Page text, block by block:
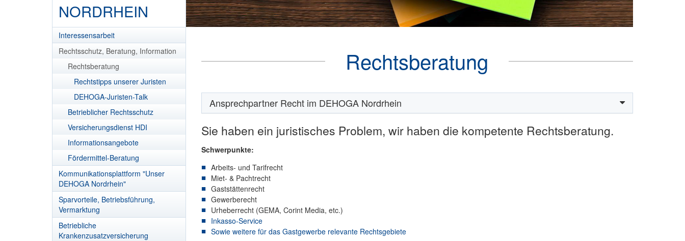
NORDRHEIN
Interessensarbeit
Rechtsschutz, Beratung, Information
Rechtsberatung
Rechtstipps unserer Juristen
DEHOGA-Juristen-Talk
Betrieblicher Rechtsschutz
Versicherungsdienst HDI
Informationsangebote
Fördermittel-Beratung
Kommunikationsplattform "Unser
DEHOGA Nordrhein"
Sparvorteile, Betriebsführung,
Vermarktung
Betriebliche
Krankenzusatzversicherung
Rechtsberatung
Ansprechpartner Recht im DEHOGA Nordrhein
Sie haben ein juristisches Problem, wir haben die kompetente Rechtsberatung.
Schwerpunkte:
Arbeits- und Tarifrecht
Miet- & Pachtrecht
Gaststättenrecht
Gewerberecht
Urheberrecht (GEMA, Corint Media, etc.)
Inkasso-Service
Sowie weitere für das Gastgewerbe relevante Rechtsgebiete